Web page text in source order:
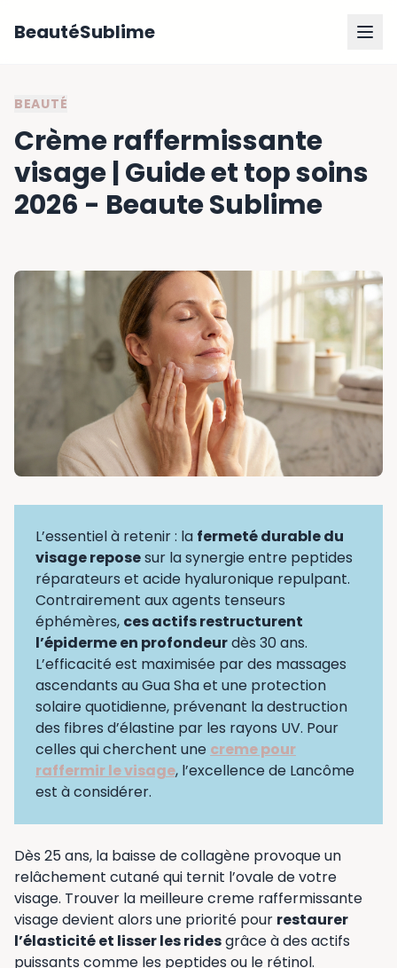
BeautéSublime
BEAUTÉ
Crème raffermissante
visage | Guide et top soins
2026 - Beaute Sublime
L’essentiel à retenir : la fermeté durable du
visage reposesur la synergie entre peptides
réparateurs et acide hyaluronique repulpant.
Contrairement aux agents tenseurs
éphémères, ces actifs restructurent
l’épiderme en profondeurdès 30 ans.
L’efficacité est maximisée par des massages
ascendants au Gua Sha et une protection
solaire quotidienne, prévenant la destruction
des fibres d’élastine par les rayons UV. Pour
celles qui cherchent une creme pour
raffermir le visage, l’excellence de Lancôme
est à considérer.
Dès 25 ans, la baisse de collagène provoque un
relâchement cutané qui ternit l’ovale de votre
visage. Trouver la meilleure creme raffermissante
visage devient alors une priorité pour restaurer
l’élasticité et lisser les ridesgrâce à des actifs
puissants comme les peptides ou le rétinol.